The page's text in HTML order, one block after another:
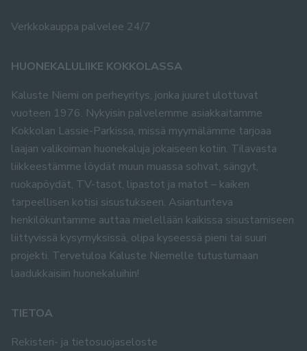
Verkkokauppa palvelee 24/7
HUONEKALULIIKE KOKKOLASSA
Kaluste Niemi on perheyritys, jonka juuret ulottuvat
vuoteen 1976. Nykyisin palvelemme asiakkaitamme
Kokkolan Lassie-Parkissa, missä myymälämme tarjoaa
laajan valikoiman huonekaluja jokaiseen kotiin. Tilavasta
liikkeestämme löydät muun muassa sohvat, sängyt,
ruokapöydät, TV-tasot, lipastot ja matot – kaiken
tarpeellisen kotisi sisustukseen. Asiantunteva
henkilökuntamme auttaa mielellään kaikissa sisustamiseen
liittyvissä kysymyksissä, olipa kyseessä pieni tai suuri
projekti. Tervetuloa Kaluste Niemelle tutustumaan
laadukkaisiin huonekaluihin!
TIETOA
Rekisteri- ja tietosuojaseloste